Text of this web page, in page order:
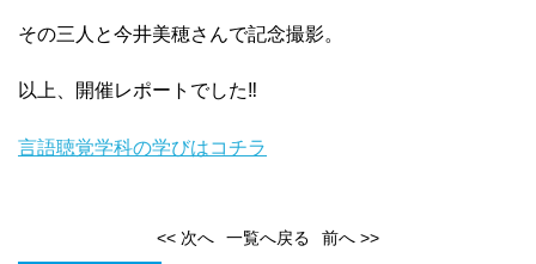
その三人と今井美穂さんで記念撮影。
以上、開催レポートでした‼
言語聴覚学科の学びはコチラ
<< 次へ 一覧へ戻る 前へ >>